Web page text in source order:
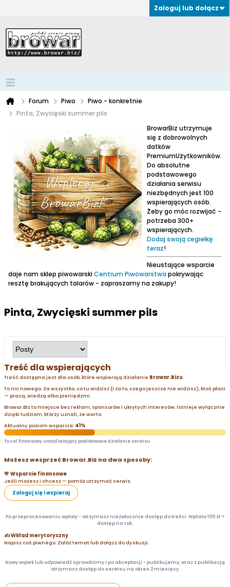
Zaloguj lub dołącz
Forum Piwo
Piwo - konkretnie
Pinta, Zwycięski summer pils
BrowarBiz utrzymuje
się z dobrowolnych
datków
PremiumUżytkowników.
Do absolutne
podstawowego
działania serwisu
niezbędnych jest 100
wspierających osób.
Żeby go móc rozwijać -
potrzeba 300+
wspierających.
Dodaj swoją cegiełkę
teraz!
Nieustające wsparcie
daje nam sklep piwowarskiCentrum Piwowarstwapokrywając
resztę brakujących talarów - zapraszamy na zakupy!
Pinta, Zwycięski summer pils
Treść dla wspierających
Treść dostępna jest dla osób, które wspierają działanie Browar.Bizu.
To nic nowego. Za wszystko, co tu widzisz (i za to, czego jeszcze nie widzisz), ktoś płaci
— pracą, wiedzą albo pieniędzmi.
Browar.Biz to miejsce bez reklam, sponsorów i ukrytych interesów. Istnieje wyłącznie
dzięki ludziom, którzy uznali, że warto.
Aktualny poziom wsparcia: 41%
To cel finansowy umożliwiający podstawowe działanie serwisu.
Możesz wesprzeć Browar.Biz na dwa sposoby:
💛 Wsparcie finansowe
Jeśli możesz i chcesz — pomóż utrzymać serwis.
Zaloguj się i wspieraj
Po przeprocesowaniu wpłaty - otrzymasz niezwłocznie dostęp do treści. Wpłata 100 zł =
dostęp na rok.
✍️ Wkład merytoryczny
Napisz coś piwnego. Załóż temat lub dołącz do dyskusji.
Nowy wątek lub odpowiedź sprawdzimy i po akceptacji - publikujemy, wraz z publikacją
otrzymasz dostęp do serwisu na okres 2 miesięcy.